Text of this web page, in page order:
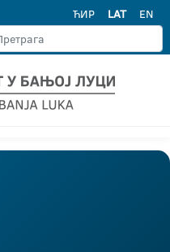
ЋИР LAT EN